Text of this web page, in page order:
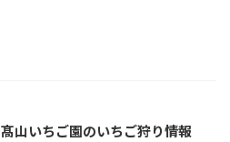
髙山いちご園のいちご狩り情報